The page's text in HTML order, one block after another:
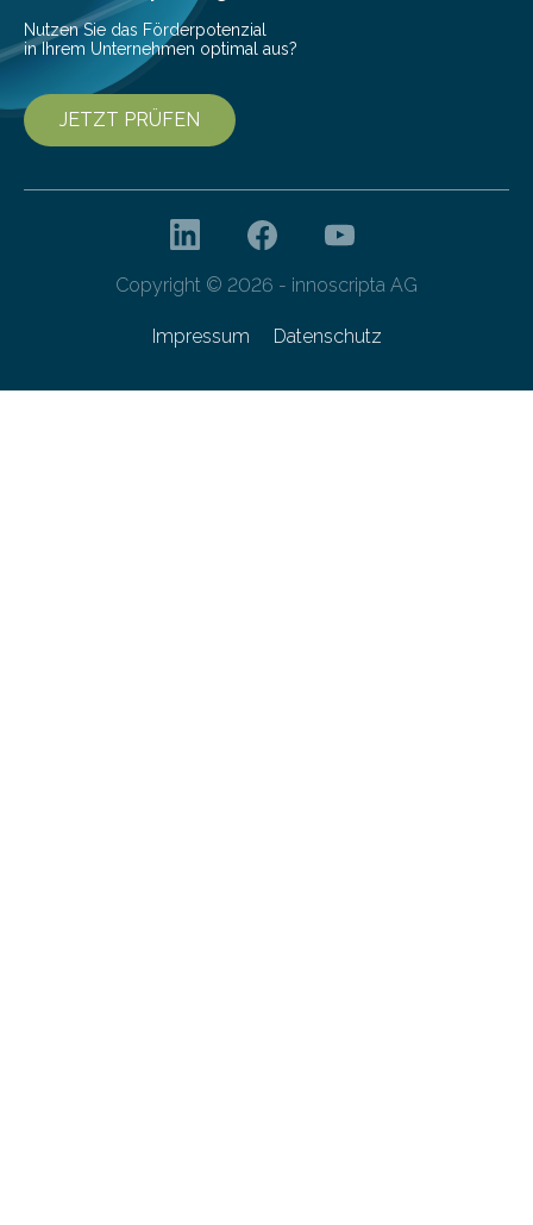
Nutzen Sie das Förderpotenzial
in Ihrem Unternehmen optimal aus?
JETZT PRÜFEN
Copyright © 2026 - innoscripta AG
Impressum Datenschutz